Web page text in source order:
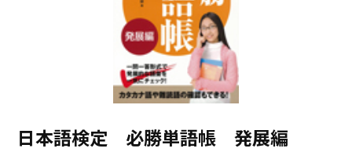
日本語検定 必勝単語帳 発展編